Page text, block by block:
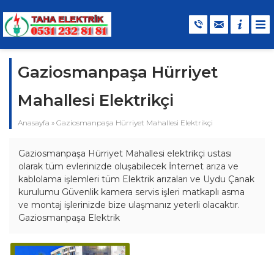
Gaziosmanpaşa Hürriyet
Mahallesi Elektrikçi
Anasayfa » Gaziosmanpaşa Hürriyet Mahallesi Elektrikçi
Gaziosmanpaşa Hürriyet Mahallesi elektrikçi ustası
olarak tüm evlerinizde oluşabilecek İnternet arıza ve
kablolama işlemleri tüm Elektrik arızaları ve Uydu Çanak
kurulumu Güvenlik kamera servis işleri matkaplı asma
ve montaj işlerinizde bize ulaşmanız yeterli olacaktır.
Gaziosmanpaşa Elektrik